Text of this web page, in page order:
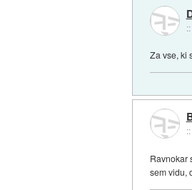
::
Za vse, ki
::
Ravnokar
sem vidu,